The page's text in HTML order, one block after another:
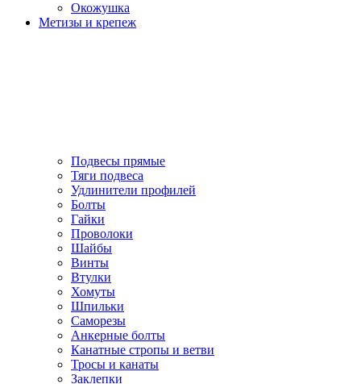
Окожушка
Метизы и крепеж
Подвесы прямые
Тяги подвеса
Удлинители профилей
Болты
Гайки
Проволоки
Шайбы
Винты
Втулки
Хомуты
Шпильки
Саморезы
Анкерные болты
Канатные стропы и ветви
Тросы и канаты
Заклепки